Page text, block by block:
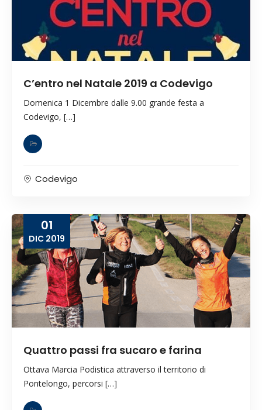
C’entro nel Natale 2019 a Codevigo
Domenica 1 Dicembre dalle 9.00 grande festa a
Codevigo, […]
Codevigo
01
DIC 2019
Quattro passi fra sucaro e farina
Ottava Marcia Podistica attraverso il territorio di
Pontelongo, percorsi […]